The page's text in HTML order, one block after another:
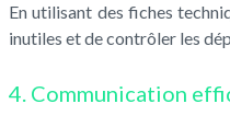
En utilisant des fiches
inutiles et de contrôler les
4. Communication